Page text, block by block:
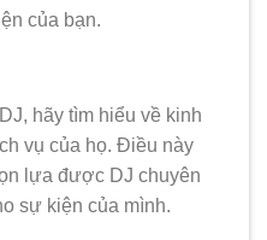
của bạn.
hãy tìm hiểu về kinh
vụ của họ. Điều này
lựa được DJ chuyên
sự kiện của mình.